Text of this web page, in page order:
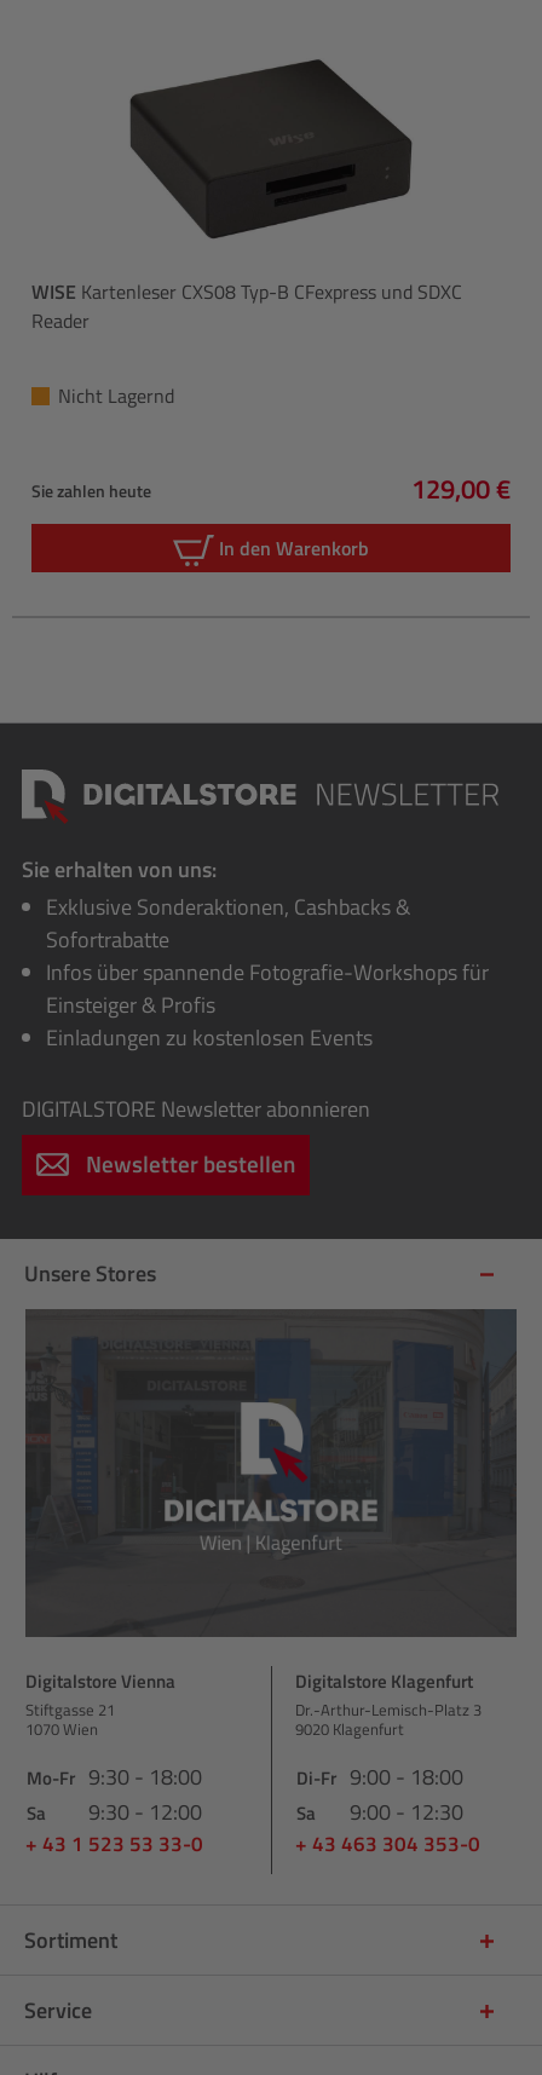
WISE Kartenleser CXS08 Typ-B CFexpress und SDXC
Reader
Nicht Lagernd
Sie zahlen heute
Regulärer
129,00 €
In den Warenkorb
Sie erhalten von uns:
Exklusive Sonderaktionen, Cashbacks &
Sofortrabatte
Infos über spannende Fotografie-Workshops für
Einsteiger & Profis
Einladungen zu kostenlosen Events
DIGITALSTORE Newsletter abonnieren
Newsletter bestellen
Unsere Stores
Digitalstore Vienna
Stiftgasse 21
1070 Wien
Mo-Fr 9:30 - 18:00
Sa 9:30 - 12:00
+ 43 1 523 53 33-0
Digitalstore Klagenfurt
Dr.-Arthur-Lemisch-Platz 3
9020 Klagenfurt
Di-Fr 9:00 - 18:00
Sa 9:00 - 12:30
+ 43 463 304 353-0
Sortiment
Service